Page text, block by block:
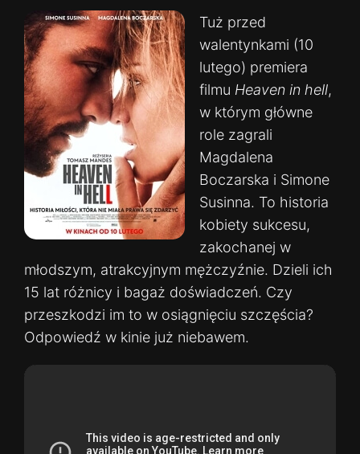
Tuż przed
walentynkami (10
lutego) premiera
filmu Heaven in hell,
w którym główne
role zagrali
Magdalena
Boczarska i Simone
Susinna. To historia
kobiety sukcesu,
zakochanej w
młodszym, atrakcyjnym mężczyźnie. Dzieli ich
15 lat różnicy i bagaż doświadczeń. Czy
przeszkodzi im to w osiągnięciu szczęścia?
Odpowiedź w kinie już niebawem.